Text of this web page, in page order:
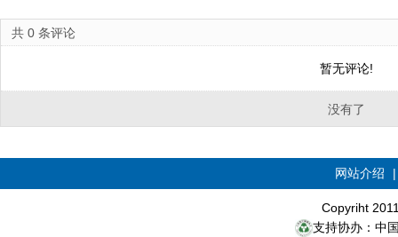
共 0 条评论
暂无评论!
没有了
网站介绍
Copyriht
支持协办：中